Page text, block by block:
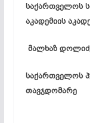
საქართველოს
აკადემიის
მალხაზ
საქართველოს
თავჯდომარე